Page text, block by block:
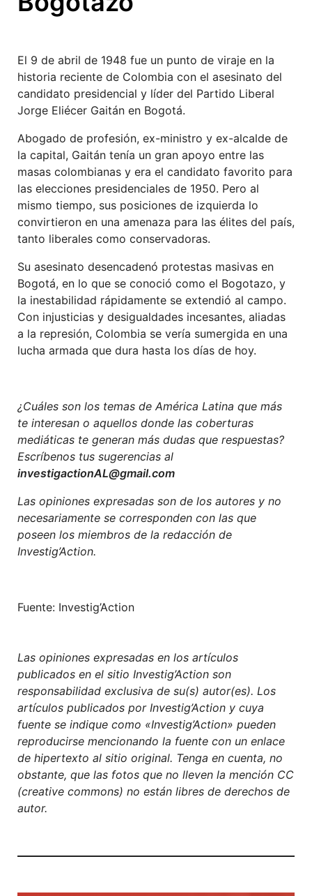
El 9 de abril de 1948 fue un punto de viraje en la
historia reciente de Colombia con el asesinato del
candidato presidencial y líder del Partido Liberal
Jorge Eliécer Gaitán en Bogotá.
Abogado de profesión, ex-ministro y ex-alcalde de
la capital, Gaitán tenía un gran apoyo entre las
masas colombianas y era el candidato favorito para
las elecciones presidenciales de 1950. Pero al
mismo tiempo, sus posiciones de izquierda lo
convirtieron en una amenaza para las élites del país,
tanto liberales como conservadoras.
Su asesinato desencadenó protestas masivas en
Bogotá, en lo que se conoció como el Bogotazo, y
la inestabilidad rápidamente se extendió al campo.
Con injusticias y desigualdades incesantes, aliadas
a la represión, Colombia se vería sumergida en una
lucha armada que dura hasta los días de hoy.
¿Cuáles son los temas de América Latina que más
te interesan o aquellos donde las coberturas
mediáticas te generan más dudas que respuestas?
Escríbenos tus sugerencias al
investigactionAL@gmail.com
Las opiniones expresadas son de los autores y no
necesariamente se corresponden con las que
poseen los miembros de la redacción de
Investig’Action.
Fuente: Investig’Action
Las opiniones expresadas en los artículos
publicados en el sitio Investig’Action son
responsabilidad exclusiva de su(s) autor(es). Los
artículos publicados por Investig’Action y cuya
fuente se indique como «Investig’Action» pueden
reproducirse mencionando la fuente con un enlace
de hipertexto al sitio original. Tenga en cuenta, no
obstante, que las fotos que no lleven la mención CC
(creative commons) no están libres de derechos de
autor.